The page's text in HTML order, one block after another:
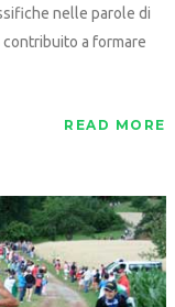
nelle parole di
contribuito a formare
READ MORE